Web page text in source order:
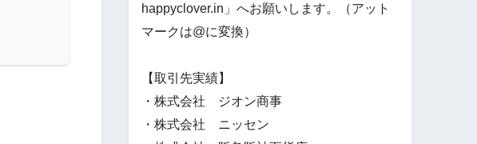
happyclover.in」へお願いします。（アット
マークは@に変換）
【取引先実績】
・株式会社 ジオン商事
・株式会社 ニッセン